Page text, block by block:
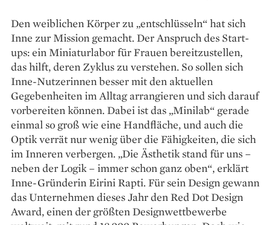
Den weiblichen Körper zu „entschlüsseln“ hat sich
Inne zur Mission gemacht. Der Anspruch des Start-
ups: ein Miniaturlabor für Frauen bereitzustellen,
das hilft, deren Zyklus zu verstehen. So sollen sich
Inne-Nutzerinnen besser mit den aktuellen
Gegebenheiten im Alltag arrangieren und sich darauf
vorbereiten können. Dabei ist das „Minilab“ gerade
einmal so groß wie eine Handfläche, und auch die
Optik verrät nur wenig über die Fähigkeiten, die sich
im Inneren verbergen. „Die Ästhetik stand für uns –
neben der Logik – immer schon ganz oben“, erklärt
Inne-Gründerin Eirini Rapti. Für sein Design gewann
das Unternehmen dieses Jahr den Red Dot Design
Award, einen der größten Designwettbewerbe